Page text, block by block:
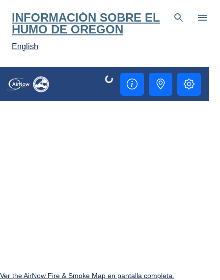
Ir al contenido principal
INFORMACIÓN SOBRE EL
HUMO DE OREGON
English
Ver the AirNow Fire & Smoke Map en pantalla completa.